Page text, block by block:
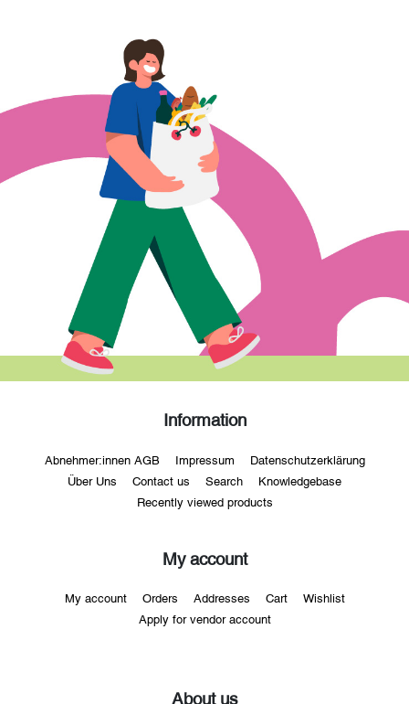
Information
Abnehmer:innen AGB Impressum Datenschutzerklärung
Über Uns Contact us Search Knowledgebase
Recently viewed products
My account
My account Orders Addresses Cart Wishlist
Apply for vendor account
About us